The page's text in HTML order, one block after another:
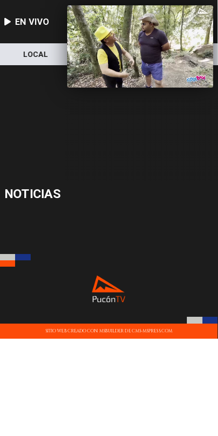
EN VIVO
LOCAL NACIONAL DEPORTES
NOTICIAS
SITIO WEB CREADO CON MSBUILDER DE CMS-MSPRESS.COM